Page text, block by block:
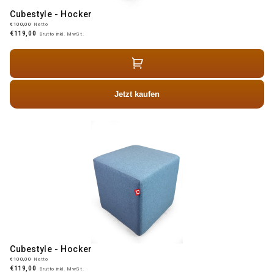
Cubestyle - Hocker
€100,00 Netto
€119,00 Brutto inkl. MwSt.
Jetzt kaufen
Cubestyle - Hocker
€100,00 Netto
€119,00 Brutto inkl. MwSt.